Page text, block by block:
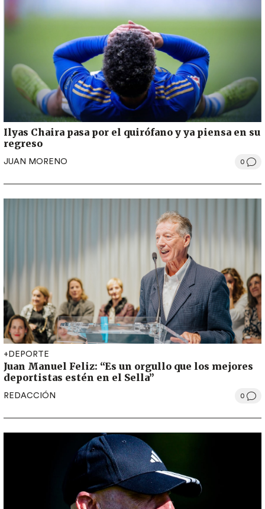
Ilyas Chaira pasa por el quirófano y ya piensa en su
regreso
JUAN MORENO 0
+DEPORTE
Juan Manuel Feliz: “Es un orgullo que los mejores
deportistas estén en el Sella”
REDACCIÓN 0